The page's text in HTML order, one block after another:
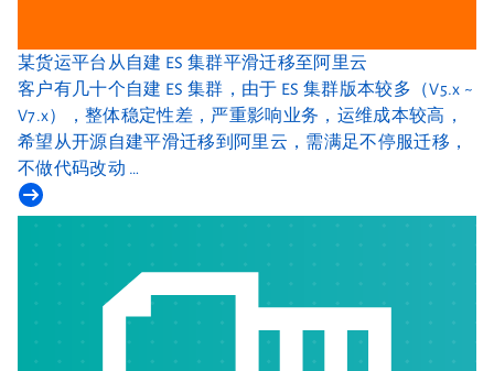
某货运平台从自建 ES 集群平滑迁移至阿里云
客户有几十个自建 ES 集群，由于 ES 集群版本较多（V5.x ~
V7.x），整体稳定性差，严重影响业务，运维成本较高，
希望从开源自建平滑迁移到阿里云，需满足不停服迁移，
不做代码改动 …